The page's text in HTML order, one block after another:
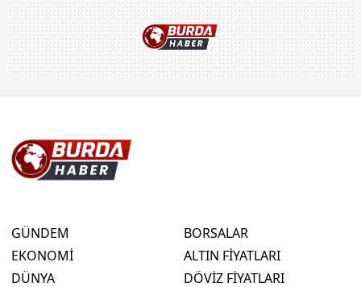
GÜNDEM
EKONOMİ
DÜNYA
BORSALAR
ALTIN FİYATLARI
DÖVİZ FİYATLARI